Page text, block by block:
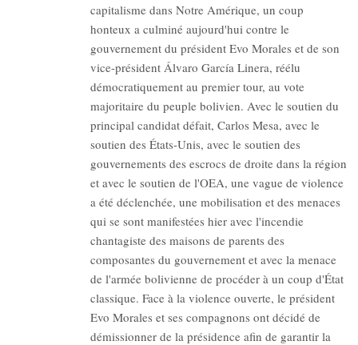
capitalisme dans Notre Amérique, un coup
honteux a culminé aujourd'hui contre le
gouvernement du président Evo Morales et de son
vice-président Álvaro García Linera, réélu
démocratiquement au premier tour, au vote
majoritaire du peuple bolivien. Avec le soutien du
principal candidat défait, Carlos Mesa, avec le
soutien des États-Unis, avec le soutien des
gouvernements des escrocs de droite dans la région
et avec le soutien de l'OEA, une vague de violence
a été déclenchée, une mobilisation et des menaces
qui se sont manifestées hier avec l'incendie
chantagiste des maisons de parents des
composantes du gouvernement et avec la menace
de l'armée bolivienne de procéder à un coup d'État
classique. Face à la violence ouverte, le président
Evo Morales et ses compagnons ont décidé de
démissionner de la présidence afin de garantir la